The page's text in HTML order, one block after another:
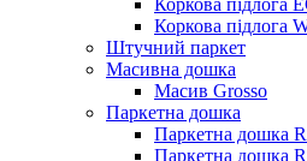
Коркова підлога
Коркова підлога
Штучний паркет
Масивна дошка
Масив Grosso
Паркетна дошка
Паркетна дошка
Паркетна дошка